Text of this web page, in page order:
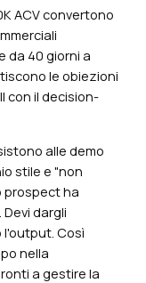
ACV convertono
da 40 giorni a
le obiezioni
con il decision-
alle demo
stile e "non
prospect ha
dargli
l'output. Così
nella
a gestire la